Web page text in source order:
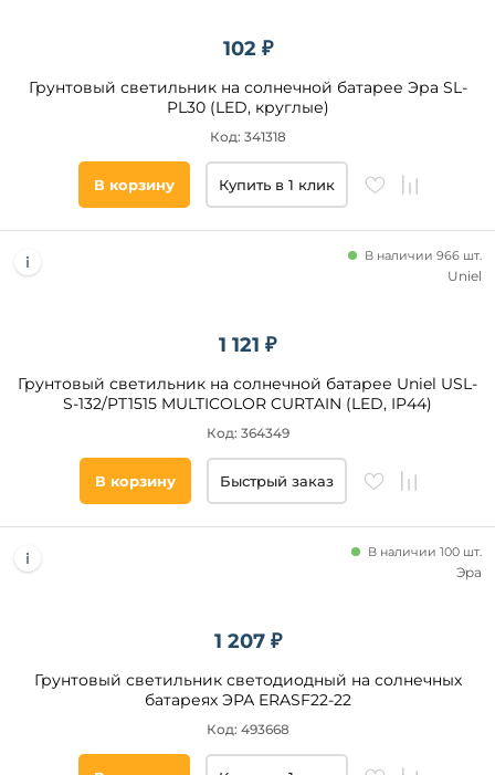
102 ₽
Грунтовый светильник на солнечной батарее Эра SL-
PL30 (LED, круглые)
Код: 341318
В корзину Купить в 1 клик
1 121 ₽
Грунтовый светильник на солнечной батарее Uniel USL-
S-132/PT1515 MULTICOLOR CURTAIN (LED, IP44)
В наличии 966 шт.
Код: 364349
Uniel
В корзину Быстрый заказ
1 207 ₽
Грунтовый светильник светодиодный на солнечных
батареях ЭРА ERASF22-22
В наличии 100 шт.
Код: 493668
Эра